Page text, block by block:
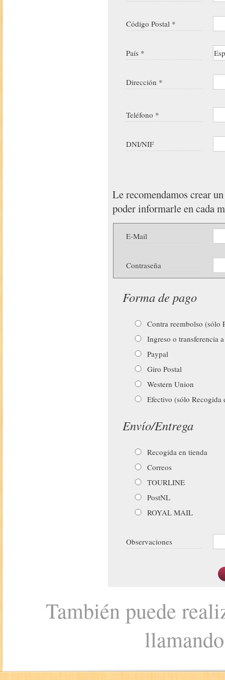
Código Postal *
País *
Dirección *
Teléfono *
DNI/NIF
Le recomendamos crear
poder informarle en cada
E-Mail
Contraseña
Forma de pago
Contra reembolso (sólo
Ingreso o transferencia
Paypal
Giro Postal
Western Union
Efectivo (sólo Recogida
Envío/Entrega
Recogida en tienda
Correos
TOURLINE
PostNL
ROYAL MAIL
Observaciones
También puede